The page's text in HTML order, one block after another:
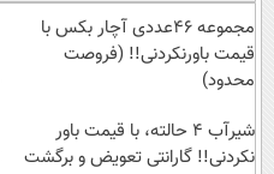
مجموعه ۴۶عددی آچار بکس با
قیمت باورنکردنی!! (فروصت
محدود)
شیر‌آب ۴ حالته، با قیمت باور
نکردنی!! گارانتی تعویض و برگشت